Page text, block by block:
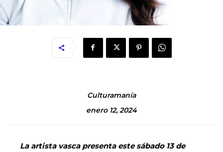
Culturamanía
enero 12, 2024
La artista vasca presenta este sábado 13 de